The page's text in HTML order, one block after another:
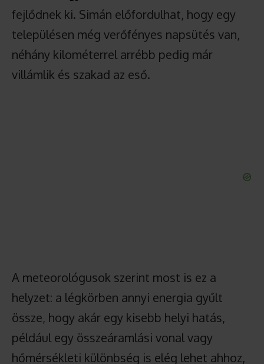
fejlődnek ki. Simán előfordulhat, hogy egy
településen még verőfényes napsütés van,
néhány kilométerrel arrébb pedig már
villámlik és szakad az eső.
A meteorológusok szerint most is ez a
helyzet: a légkörben annyi energia gyűlt
össze, hogy akár egy kisebb helyi hatás,
például egy összeáramlási vonal vagy
hőmérsékleti különbség is elég lehet ahhoz,